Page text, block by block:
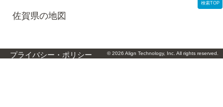
検索TOP
佐賀県の地図
プライバシー・ポリシー © 2026 Align Technology, Inc. All rights reserved.